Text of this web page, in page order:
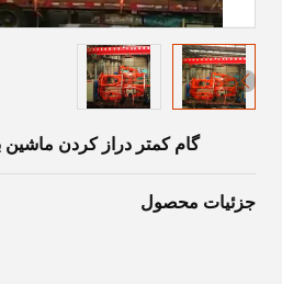
گام کمتر دراز کردن ماشین
جزئیات محصول